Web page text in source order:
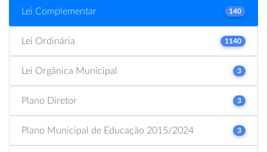
Lei Complementar 140
Lei Ordinária 1140
Lei Orgânica Municipal 3
Plano Diretor 3
Plano Municipal de Educação 2015/2024 3